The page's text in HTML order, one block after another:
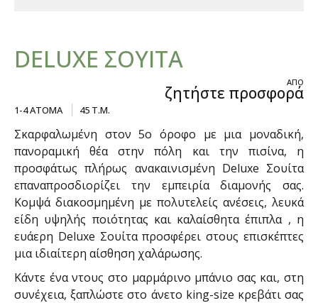
DELUXE ΣΟΥΙΤΑ
ΑΠΟ
ζητήστε προσφορά
1-4 ΑΤΟΜΑ 45 Τ.Μ.
Σκαρφαλωμένη στον 5ο όροφο με μια μοναδική,
πανοραμική θέα στην πόλη και την πισίνα, η
προσφάτως πλήρως ανακαινισμένη Deluxe Σουίτα
επαναπροσδιορίζει την εμπειρία διαμονής σας.
Κομψά διακοσμημένη με πολυτελείς ανέσεις, λευκά
είδη υψηλής ποιότητας και καλαίσθητα έπιπλα , η
ευάερη Deluxe Σουίτα προσφέρει στους επισκέπτες
μια ιδιαίτερη αίσθηση χαλάρωσης.
Κάντε ένα ντους στο μαρμάρινο μπάνιο σας και, στη
συνέχεια, ξαπλώστε στο άνετο king-size κρεβάτι σας